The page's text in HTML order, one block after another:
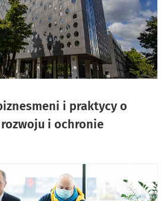
i praktycy o
i ochronie